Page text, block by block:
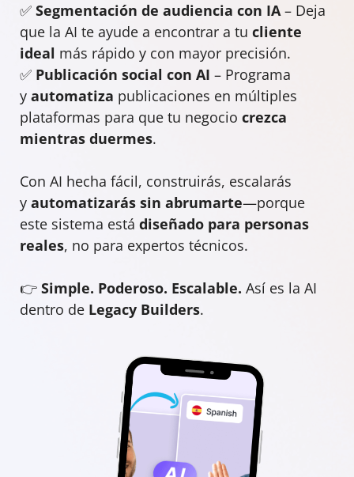
✅ Segmentación de audiencia con IA– Deja
que la AI te ayude a encontrar a tu cliente
ideal más rápido y con mayor precisión.
✅ Publicación social con AI – Programa
y automatiza publicaciones en múltiples
plataformas para que tu negocio crezca
mientras duermes.
Con AI hecha fácil, construirás, escalarás
y automatizarás sin abrumarte—porque
este sistema está diseñado para personas
reales, no para expertos técnicos.
👉 Simple. Poderoso. Escalable. Así es la AI
dentro de Legacy Builders.